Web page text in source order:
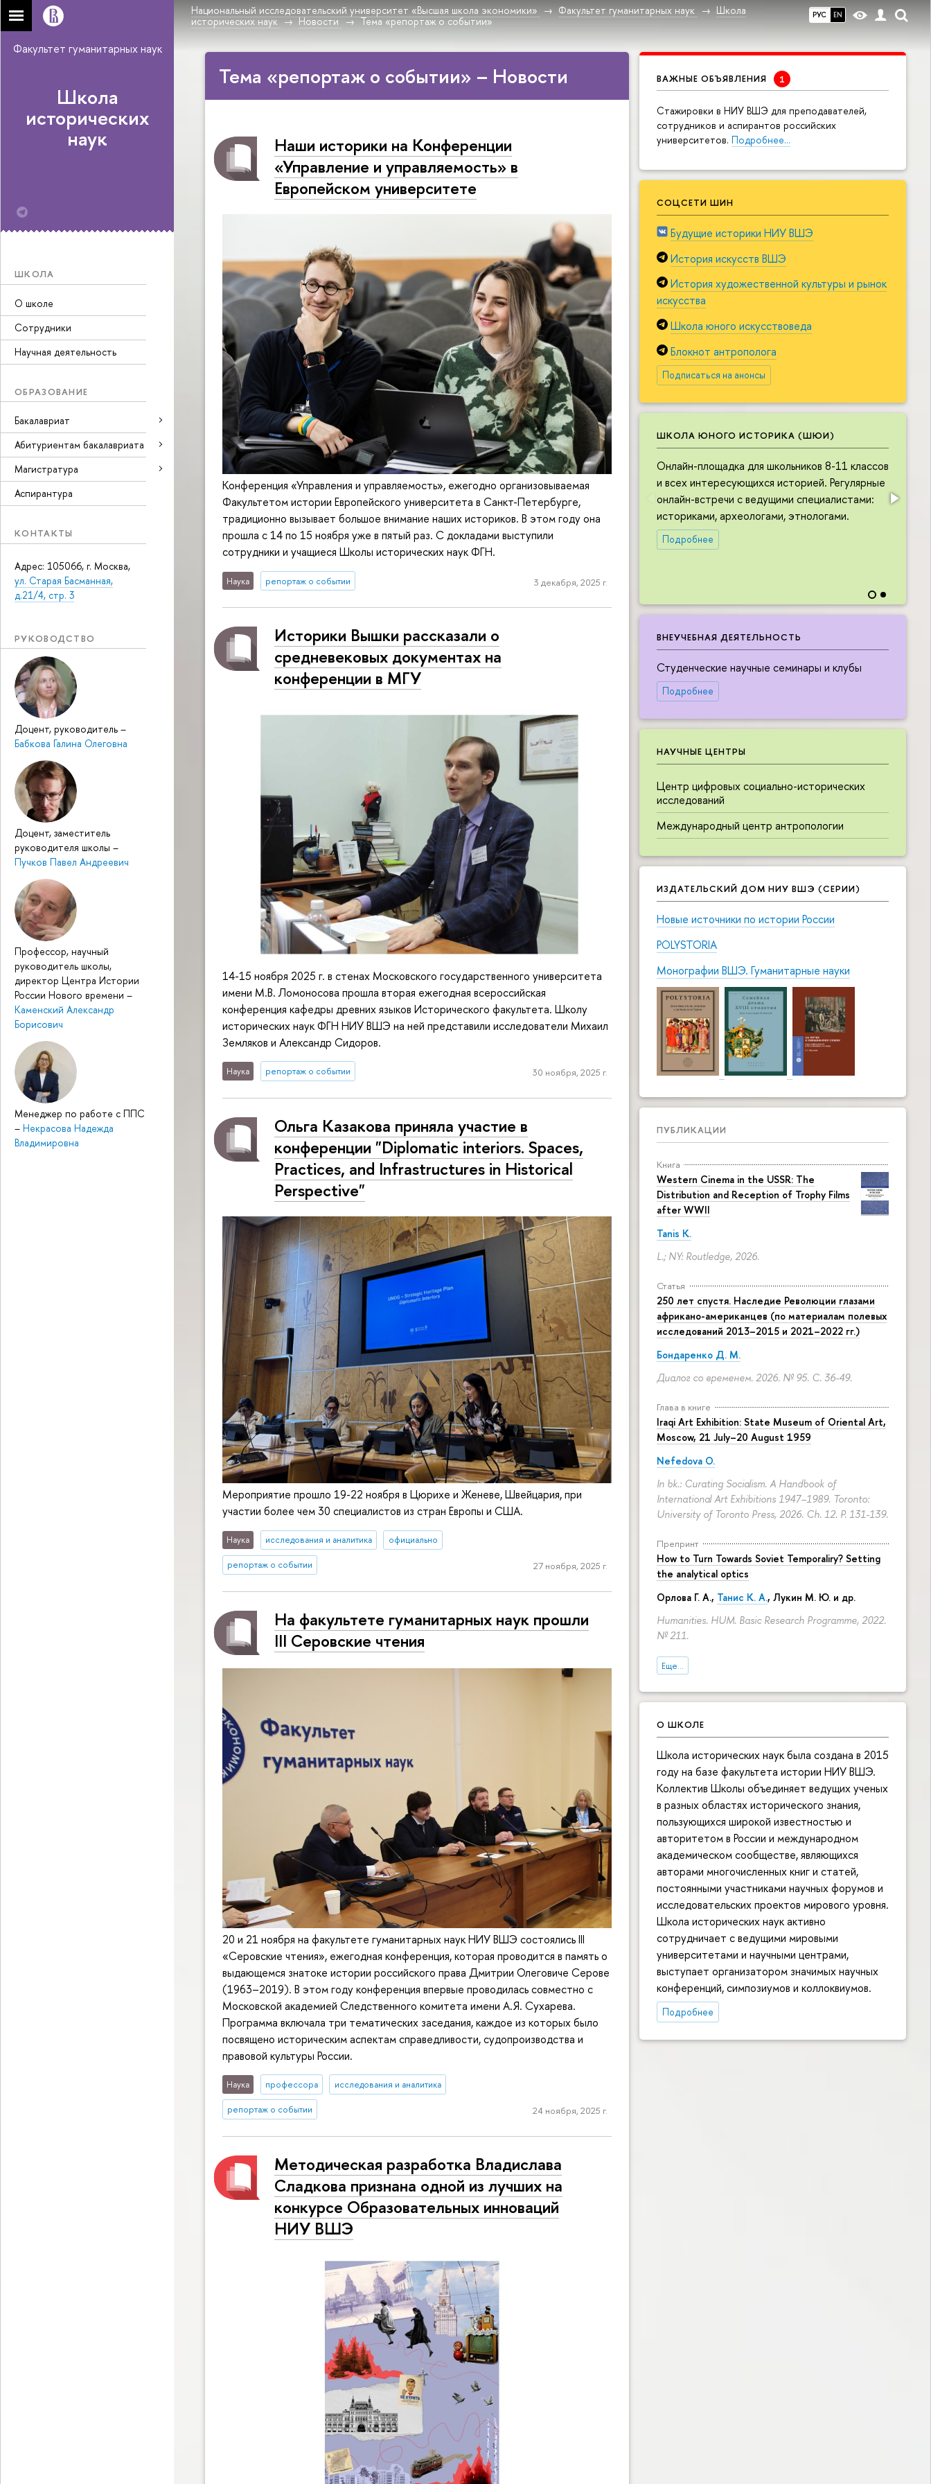
РУС EN
Национальный исследовательский университет «Высшая школа экономики» Факультет гуманитарных наук
Школа
исторических наук
Новости Тема «репортаж о событии»
Факультет гуманитарных наук
Школа
исторических
наук
ШКОЛА
О школе
Сотрудники
Научная деятельность
ОБРАЗОВАНИЕ
Бакалавриат
Абитуриентам бакалавриата
Магистратура
Аспирантура
КОНТАКТЫ
Адрес: 105066, г. Москва,
ул. Старая Басманная,
д.21/4, стр. 3
РУКОВОДСТВО
Доцент, руководитель –
Бабкова Галина Олеговна
Доцент, заместитель
руководителя школы –
Пучков Павел Андреевич
Профессор, научный
руководитель школы,
директор Центра Истории
России Нового времени –
Каменский Александр
Борисович
Менеджер по работе с ППС
– Некрасова Надежда
Владимировна
ВАЖНЫЕ ОБЪЯВЛЕНИЯ
Cтажировки в НИУ ВШЭ для преподавателей,
сотрудников и аспирантов российских
университетов. Подробнее…
СОЦСЕТИ ШИН
Будущие историки НИУ ВШЭ
История искусств ВШЭ
История художественной культуры и рынок
искусства
Школа юного искусствоведа
Блокнот антрополога
Подписаться на анонсы
ШКОЛА ЮНОГО ИСТОРИКА (ШЮИ)
Онлайн-площадка для школьников 8-11 классов
и всех интересующихся историей. Регулярные
онлайн-встречи с ведущими специалистами:
историками, археологами, этнологами.
Подробнее
ВНЕУЧЕБНАЯ ДЕЯТЕЛЬНОСТЬ
Студенческие научные семинары и клубы
Подробнее
НАУЧНЫЕ ЦЕНТРЫ
Центр цифровых социально-исторических
исследований
Международный центр антропологии
ИЗДАТЕЛЬСКИЙ ДОМ НИУ ВШЭ (СЕРИИ)
Новые источники по истории России
POLYSTORIA
Монографии ВШЭ. Гуманитарные науки
ПУБЛИКАЦИИ
Книга
Western Cinema in the USSR: The
Distribution and Reception of Trophy Films
after WWII
Tanis K.
L.; NY: Routledge, 2026.
Статья
250 лет спустя. Наследие Революции глазами
африкано-американцев (по материалам полевых
исследований 2013–2015 и 2021–2022 гг.)
Бондаренко Д. М.
Диалог со временем. 2026. № 95. С. 36-49.
Глава в книге
Iraqi Art Exhibition: State Museum of Oriental Art,
Moscow, 21 July–20 August 1959
Nefedova O.
In bk.: Curating Socialism. A Handbook of
International Art Exhibitions 1947–1989. Toronto:
University of Toronto Press, 2026. Ch. 12. P. 131-139.
Препринт
How to Turn Towards Soviet Temporaliry? Setting
the analytical optics
Орлова Г. А., Танис К. А., Лукин М. Ю. и др.
Humanities. HUM. Basic Research Programme, 2022.
№ 211.
Еще...
О ШКОЛЕ
Школа исторических наук была создана в 2015
году на базе факультета истории НИУ ВШЭ.
Коллектив Школы объединяет ведущих ученых
в разных областях исторического знания,
пользующихся широкой известностью и
авторитетом в России и международном
академическом сообществе, являющихся
авторами многочисленных книг и статей,
постоянными участниками научных форумов и
исследовательских проектов мирового уровня.
Школа исторических наук активно
сотрудничает с ведущими мировыми
университетами и научными центрами,
выступает организатором значимых научных
конференций, симпозиумов и коллоквиумов.
Подробнее
Тема «репортаж о событии» – Новости
Наши историки на Конференции
«Управление и управляемость» в
Европейском университете
Конференция «Управления и управляемость», ежегодно организовываемая
Факультетом истории Европейского университета в Санкт-Петербурге,
традиционно вызывает большое внимание наших историков. В этом году она
прошла с 14 по 15 ноября уже в пятый раз. С докладами выступили
сотрудники и учащиеся Школы исторических наук ФГН.
Наука репортаж о событии 3 декабря, 2025 г.
Историки Вышки рассказали о
средневековых документах на
конференции в МГУ
14-15 ноября 2025 г. в стенах Московского государственного университета
имени М.В. Ломоносова прошла вторая ежегодная всероссийская
конференция кафедры древних языков Исторического факультета. Школу
исторических наук ФГН НИУ ВШЭ на ней представили исследователи Михаил
Земляков и Александр Сидоров.
Наука репортаж о событии 30 ноября, 2025 г.
Ольга Казакова приняла участие в
конференции "Diplomatic interiors. Spaces,
Practices, and Infrastructures in Historical
Perspective"
Мероприятие прошло 19-22 ноября в Цюрихе и Женеве, Швейцария, при
участии более чем 30 специалистов из стран Европы и США.
Наука исследования и аналитика официально
репортаж о событии 27 ноября, 2025 г.
На факультете гуманитарных наук прошли
III Серовские чтения
20 и 21 ноября на факультете гуманитарных наук НИУ ВШЭ состоялись III
«Серовские чтения», ежегодная конференция, которая проводится в память о
выдающемся знатоке истории российского права Дмитрии Олеговиче Серове
(1963–2019). В этом году конференция впервые проводилась совместно с
Московской академией Следственного комитета имени А.Я. Сухарева.
Программа включала три тематических заседания, каждое из которых было
посвящено историческим аспектам справедливости, судопроизводства и
правовой культуры России.
Наука профессора исследования и аналитика
репортаж о событии 24 ноября, 2025 г.
Методическая разработка Владислава
Сладкова признана одной из лучших на
конкурсе Образовательных инноваций
НИУ ВШЭ